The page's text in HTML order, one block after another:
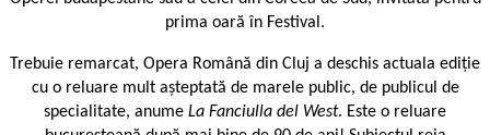
prima oară în Festival.
Trebuie remarcat, Opera Română din Cluj a deschis actuala ediție
cu o reluare mult așteptată de marele public, de publicul de
specialitate, anume La Fanciulla del West. Este o reluare